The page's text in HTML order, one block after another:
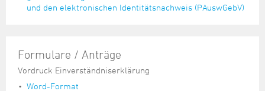
und den elektronischen Identitätsnachweis (PAuswGebV)
Formulare / Anträge
Vordruck Einverständniserklärung
Word-Format